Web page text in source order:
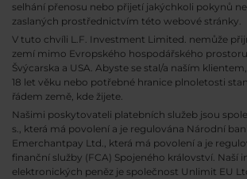
selhání přenosu nebo přijetí jakýchkoli pokynů
zaslaných prostřednictvím této webové stránky.
V tuto chvíli L.F. Investment Limited. nemůže
zemí mimo Evropského hospodářského prostoru
Švýcarska a USA. Abyste se stal/a naším
18 let věku nebo potřebné hranice plnoletosti
řádem země, kde žijete.
Našimi poskytovateli platebních služeb jsou
s., která má povolení a je regulována Národní
Emerchantpay Ltd., která má povolení a je
finanční služby (FCA) Spojeného království. Naší
elektronických peněz je společnost Unlimit EU